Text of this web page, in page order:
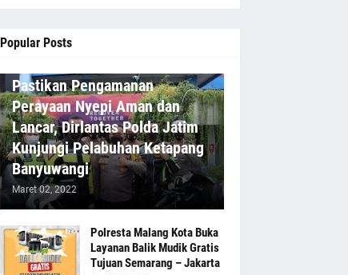
Popular Posts
Pastikan Pengamanan
Perayaan Nyepi Aman dan
Lancar, Dirlantas Polda Jatim
Kunjungi Pelabuhan Ketapang
Banyuwangi
Maret 02, 2022
Polresta Malang Kota Buka
Layanan Balik Mudik Gratis
Tujuan Semarang – Jakarta